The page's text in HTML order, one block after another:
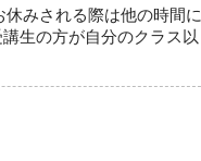
みされる際は他の時間に
生の方が自分のクラス以